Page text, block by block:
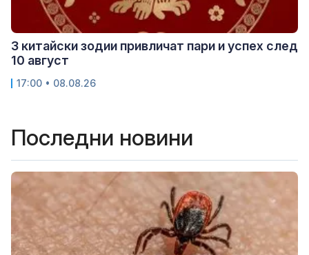
3 китайски зодии привличат пари и успех след
10 август
17:00 • 08.08.26
Последни новини